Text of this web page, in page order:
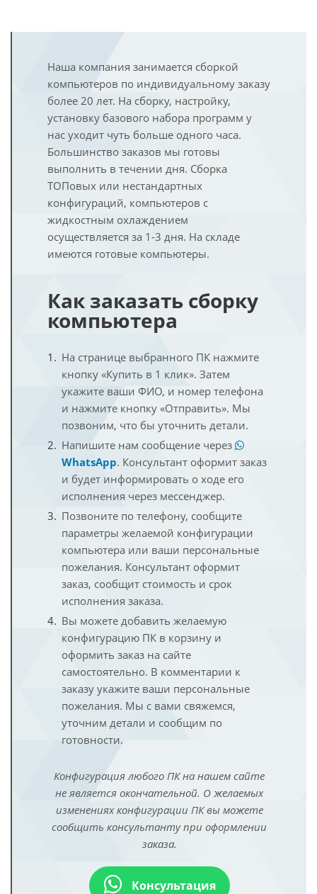
Наша компания занимается сборкой
компьютеров по индивидуальному заказу
более 20 лет. На сборку, настройку,
установку базового набора программ у
нас уходит чуть больше одного часа.
Большинство заказов мы готовы
выполнить в течении дня. Сборка
ТОПовых или нестандартных
конфигураций, компьютеров с
жидкостным охлаждением
осуществляется за 1-3 дня. На складе
имеются готовые компьютеры.
Как заказать сборку
компьютера
На странице выбранного ПК нажмите
кнопку «Купить в 1 клик». Затем
укажите ваши ФИО, и номер телефона
и нажмите кнопку «Отправить». Мы
позвоним, что бы уточнить детали.
Напишите нам сообщение через
WhatsApp. Консультант оформит заказ
и будет информировать о ходе его
исполнения через мессенджер.
Позвоните по телефону, сообщите
параметры желаемой конфигурации
компьютера или ваши персональные
пожелания. Консультант оформит
заказ, сообщит стоимость и срок
исполнения заказа.
Вы можете добавить желаемую
конфигурацию ПК в корзину и
оформить заказ на сайте
самостоятельно. В комментарии к
заказу укажите ваши персональные
пожелания. Мы с вами свяжемся,
уточним детали и сообщим по
готовности.
Конфигурация любого ПК на нашем сайте
не является окончательной. О желаемых
изменениях конфигурации ПК вы можете
сообщить консультанту при оформлении
заказа.
Консультация